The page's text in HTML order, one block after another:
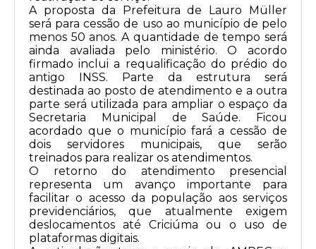
A proposta da Prefeitura de Lauro Müller
será para cessão de uso ao município de pelo
menos 50 anos. A quantidade de tempo será
ainda avaliada pelo ministério. O acordo
firmado inclui a requalificação do prédio do
antigo INSS. Parte da estrutura será
destinada ao posto de atendimento e a outra
parte será utilizada para ampliar o espaço da
Secretaria Municipal de Saúde. Ficou
acordado que o município fará a cessão de
dois servidores municipais, que serão
treinados para realizar os atendimentos.
O retorno do atendimento presencial
representa um avanço importante para
facilitar o acesso da população aos serviços
previdenciários, que atualmente exigem
deslocamentos até Criciúma ou o uso de
plataformas digitais.